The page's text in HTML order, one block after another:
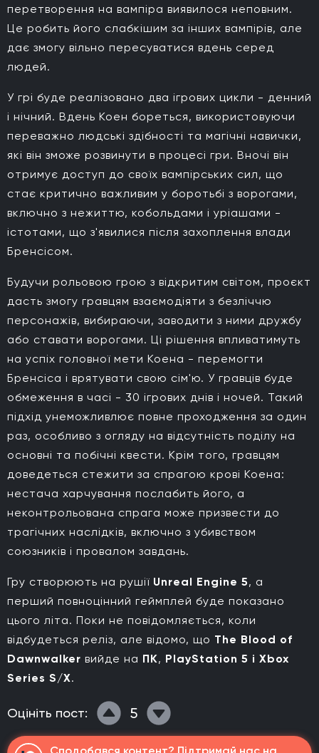
перетворення на вампіра виявилося неповним.
Це робить його слабкішим за інших вампірів, але
дає змогу вільно пересуватися вдень серед
людей.
У грі буде реалізовано два ігрових цикли - денний
і нічний. Вдень Коен бореться, використовуючи
переважно людські здібності та магічні навички,
які він зможе розвинути в процесі гри. Вночі він
отримує доступ до своїх вампірських сил, що
стає критично важливим у боротьбі з ворогами,
включно з нежиттю, кобольдами і уріашами -
істотами, що з'явилися після захоплення влади
Бренсісом.
Будучи рольовою грою з відкритим світом, проєкт
дасть змогу гравцям взаємодіяти з безліччю
персонажів, вибираючи, заводити з ними дружбу
або ставати ворогами. Ці рішення впливатимуть
на успіх головної мети Коена - перемогти
Бренсіса і врятувати свою сім'ю. У гравців буде
обмеження в часі - 30 ігрових днів і ночей. Такий
підхід унеможливлює повне проходження за один
раз, особливо з огляду на відсутність поділу на
основні та побічні квести. Крім того, гравцям
доведеться стежити за спрагою крові Коена:
нестача харчування послабить його, а
неконтрольована спрага може призвести до
трагічних наслідків, включно з убивством
союзників і провалом завдань.
Гру створюють на рушії Unreal Engine 5, а
перший повноцінний геймплей буде показано
цього літа. Поки не повідомляється, коли
відбудеться реліз, але відомо, що The Blood of
Dawnwalker вийде на ПК, PlayStation 5 і Xbox
Series S/X.
Оцініть пост: 5
Сподобався контент? Підтримай нас на